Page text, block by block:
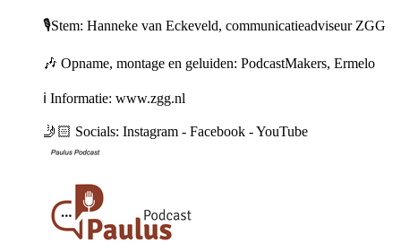
🎙️Stem: Hanneke van Eckeveld, communicatieadviseur ZGG
🎶 Opname, montage en geluiden: PodcastMakers, Ermelo
ℹ️ Informatie: www.zgg.nl
🤳🏻 Socials: Instagram - Facebook - YouTube